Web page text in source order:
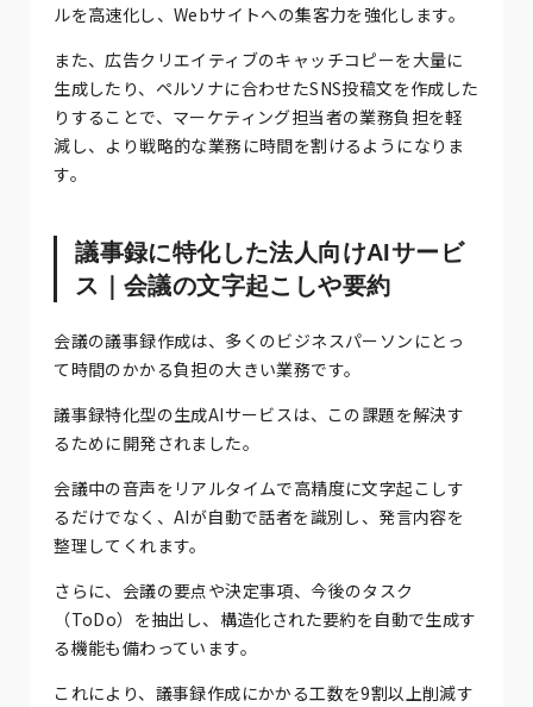
ルを高速化し、Webサイトへの集客力を強化します。
また、広告クリエイティブのキャッチコピーを大量に
生成したり、ペルソナに合わせたSNS投稿文を作成した
りすることで、マーケティング担当者の業務負担を軽
減し、より戦略的な業務に時間を割けるようになりま
す。
議事録に特化した法人向けAIサービ
ス｜会議の文字起こしや要約
会議の議事録作成は、多くのビジネスパーソンにとっ
て時間のかかる負担の大きい業務です。
議事録特化型の生成AIサービスは、この課題を解決す
るために開発されました。
会議中の音声をリアルタイムで高精度に文字起こしす
るだけでなく、AIが自動で話者を識別し、発言内容を
整理してくれます。
さらに、会議の要点や決定事項、今後のタスク
（ToDo）を抽出し、構造化された要約を自動で生成す
る機能も備わっています。
これにより、議事録作成にかかる工数を9割以上削減す